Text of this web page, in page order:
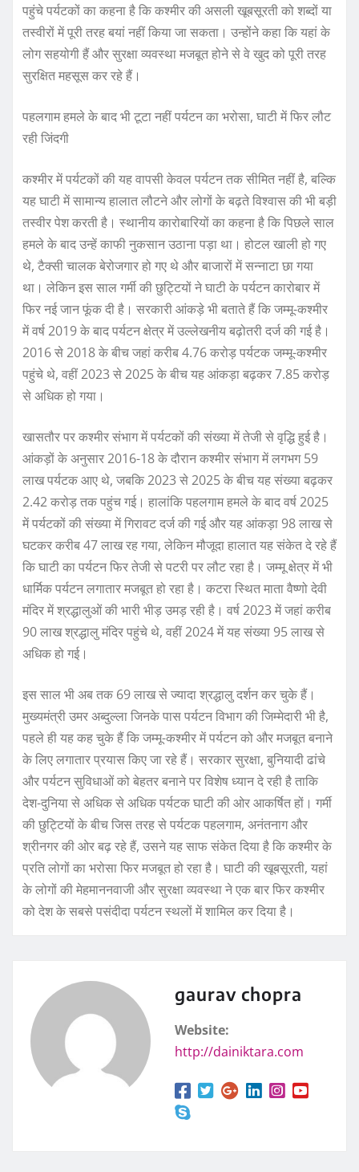
पहुंचे पर्यटकों का कहना है कि कश्मीर की असली खूबसूरती को शब्दों या
तस्वीरों में पूरी तरह बयां नहीं किया जा सकता। उन्होंने कहा कि यहां के
लोग सहयोगी हैं और सुरक्षा व्यवस्था मजबूत होने से वे खुद को पूरी तरह
सुरक्षित महसूस कर रहे हैं।
पहलगाम हमले के बाद भी टूटा नहीं पर्यटन का भरोसा, घाटी में फिर लौट
रही जिंदगी
कश्मीर में पर्यटकों की यह वापसी केवल पर्यटन तक सीमित नहीं है, बल्कि
यह घाटी में सामान्य हालात लौटने और लोगों के बढ़ते विश्वास की भी बड़ी
तस्वीर पेश करती है। स्थानीय कारोबारियों का कहना है कि पिछले साल
हमले के बाद उन्हें काफी नुकसान उठाना पड़ा था। होटल खाली हो गए
थे, टैक्सी चालक बेरोजगार हो गए थे और बाजारों में सन्नाटा छा गया
था। लेकिन इस साल गर्मी की छुट्टियों ने घाटी के पर्यटन कारोबार में
फिर नई जान फूंक दी है। सरकारी आंकड़े भी बताते हैं कि जम्मू-कश्मीर
में वर्ष 2019 के बाद पर्यटन क्षेत्र में उल्लेखनीय बढ़ोतरी दर्ज की गई है।
2016 से 2018 के बीच जहां करीब 4.76 करोड़ पर्यटक जम्मू-कश्मीर
पहुंचे थे, वहीं 2023 से 2025 के बीच यह आंकड़ा बढ़कर 7.85 करोड़
से अधिक हो गया।
खासतौर पर कश्मीर संभाग में पर्यटकों की संख्या में तेजी से वृद्धि हुई है।
आंकड़ों के अनुसार 2016-18 के दौरान कश्मीर संभाग में लगभग 59
लाख पर्यटक आए थे, जबकि 2023 से 2025 के बीच यह संख्या बढ़कर
2.42 करोड़ तक पहुंच गई। हालांकि पहलगाम हमले के बाद वर्ष 2025
में पर्यटकों की संख्या में गिरावट दर्ज की गई और यह आंकड़ा 98 लाख से
घटकर करीब 47 लाख रह गया, लेकिन मौजूदा हालात यह संकेत दे रहे हैं
कि घाटी का पर्यटन फिर तेजी से पटरी पर लौट रहा है। जम्मू क्षेत्र में भी
धार्मिक पर्यटन लगातार मजबूत हो रहा है। कटरा स्थित माता वैष्णो देवी
मंदिर में श्रद्धालुओं की भारी भीड़ उमड़ रही है। वर्ष 2023 में जहां करीब
90 लाख श्रद्धालु मंदिर पहुंचे थे, वहीं 2024 में यह संख्या 95 लाख से
अधिक हो गई।
इस साल भी अब तक 69 लाख से ज्यादा श्रद्धालु दर्शन कर चुके हैं।
मुख्यमंत्री उमर अब्दुल्ला जिनके पास पर्यटन विभाग की जिम्मेदारी भी है,
पहले ही यह कह चुके हैं कि जम्मू-कश्मीर में पर्यटन को और मजबूत बनाने
के लिए लगातार प्रयास किए जा रहे हैं। सरकार सुरक्षा, बुनियादी ढांचे
और पर्यटन सुविधाओं को बेहतर बनाने पर विशेष ध्यान दे रही है ताकि
देश-दुनिया से अधिक से अधिक पर्यटक घाटी की ओर आकर्षित हों। गर्मी
की छुट्टियों के बीच जिस तरह से पर्यटक पहलगाम, अनंतनाग और
श्रीनगर की ओर बढ़ रहे हैं, उसने यह साफ संकेत दिया है कि कश्मीर के
प्रति लोगों का भरोसा फिर मजबूत हो रहा है। घाटी की खूबसूरती, यहां
के लोगों की मेहमाननवाजी और सुरक्षा व्यवस्था ने एक बार फिर कश्मीर
को देश के सबसे पसंदीदा पर्यटन स्थलों में शामिल कर दिया है।
gaurav chopra
Website:
http://dainiktara.com